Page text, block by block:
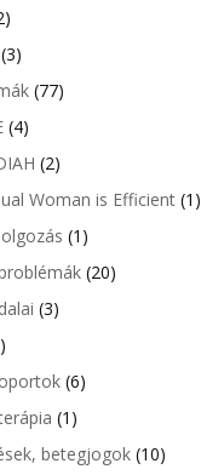
(3)
(77)
(4)
(2)
Woman is Efficient(1)
(1)
(20)
(3)
(6)
(1)
betegjogok(10)